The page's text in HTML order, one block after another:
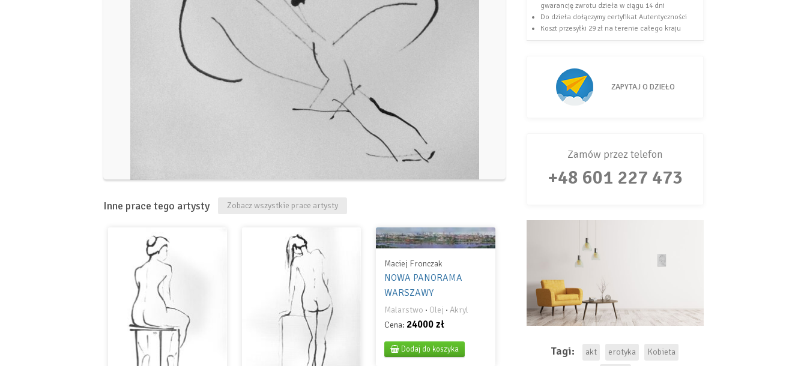
Inne prace tego artysty Zobacz wszystkie prace artysty
Maciej Fronczak
NOWA PANORAMA
WARSZAWY
Malarstwo · Olej ·Akryl
Cena: 24000 zł
Dodaj do koszyka
gwarancję zwrotu dzieła w ciągu 14 dni
Do dzieła dołączymy certyfikat Autentyczności
Koszt przesyłki 29 zł na terenie całego kraju
ZAPYTAJ O DZIEŁO
Oświadczam, że zapoznałem/am się z
polityką prywatności serwisu AT art.
Wyrażam zgodę na przetwarzanie moich
danych osobowych w celu kontaktowym.
Zamów przez telefon
+48 601 227 473
Tagi: akt erotyka
Kobieta